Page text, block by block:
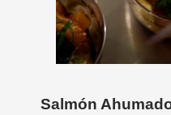
Salmón